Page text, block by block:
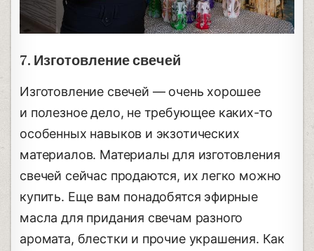
7. Изготовление свечей
Изготовление свечей — очень хорошее
и полезное дело, не требующее каких-то
особенных навыков и экзотических
материалов. Материалы для изготовления
свечей сейчас продаются, их легко можно
купить. Еще вам понадобятся эфирные
масла для придания свечам разного
аромата, блестки и прочие украшения. Как